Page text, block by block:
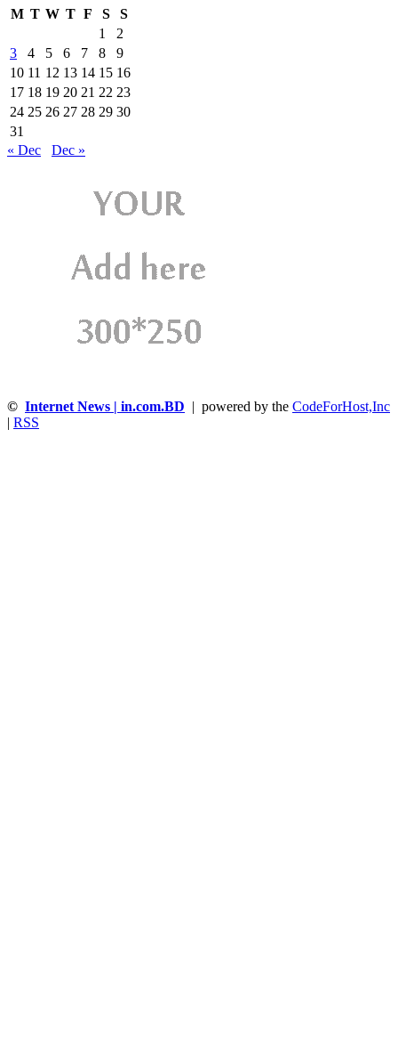
M T W T F S
S
1
2
3
4 5 6 7 8
9
10 11 12 13 14 15 16
17 18 19 20 21 22 23
24 25 26 27 28 29 30
31
« Dec
Dec »
© Internet News | in.com.BD | powered by the CodeForHost,Inc
RSS